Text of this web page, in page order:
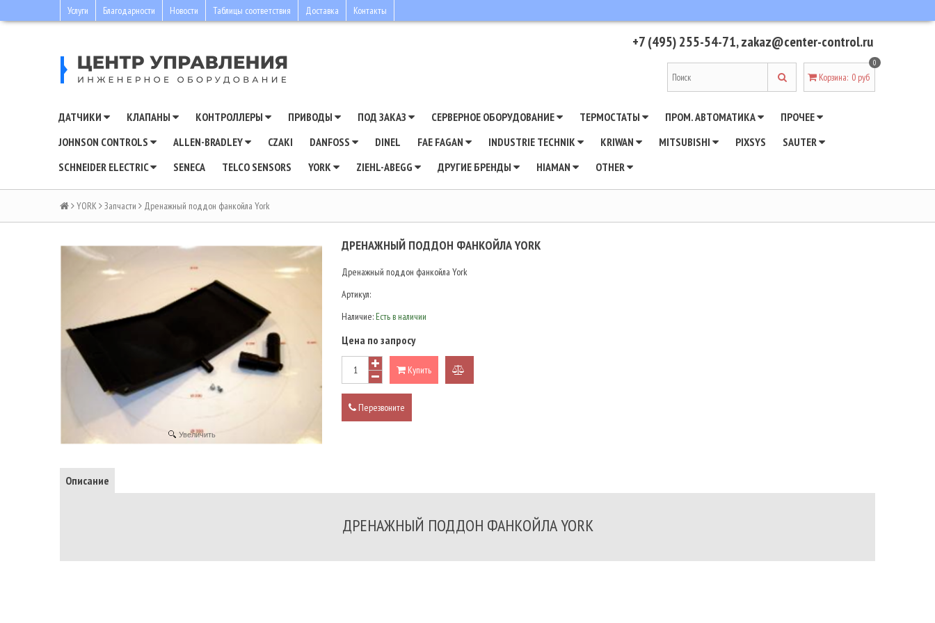
Услуги Благодарности Новости Таблицы соответствия Доставка Контакты
+7 (495) 255-54-71,zakaz@center-control.ru
Корзина:
0
0 руб
ДАТЧИКИ КЛАПАНЫ КОНТРОЛЛЕРЫ ПРИВОДЫ ПОД ЗАКАЗ СЕРВЕРНОЕ ОБОРУДОВАНИЕ ТЕРМОСТАТЫ ПРОМ. АВТОМАТИКА
ПРОЧЕЕ
JOHNSON CONTROLS
ALLEN-BRADLEY CZAKI DANFOSS DINEL FAE FAGAN INDUSTRIE TECHNIK KRIWAN MITSUBISHI PIXSYS
SAUTER
SCHNEIDER ELECTRIC
SENECA TELCO SENSORS YORK ZIEHL-ABEGG ДРУГИЕ БРЕНДЫ HIAMAN OTHER
YORK Запчасти Дренажный поддон фанкойла York
Увеличить
ДРЕНАЖНЫЙ ПОДДОН ФАНКОЙЛА YORK
Дренажный поддон фанкойла York
Артикул:
Наличие: Есть в наличии
Цена по запросу
Купить
Перезвоните
Описание
ДРЕНАЖНЫЙ ПОДДОН ФАНКОЙЛА YORK